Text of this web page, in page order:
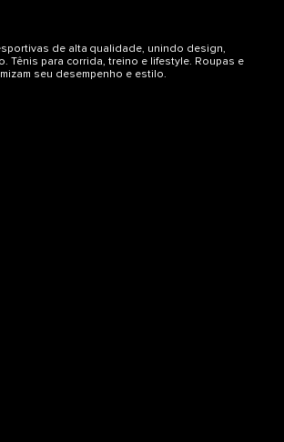
de alta qualidade, unindo design,
Tênis para corrida, treino e lifestyle. Roupas e
seu desempenho e estilo.